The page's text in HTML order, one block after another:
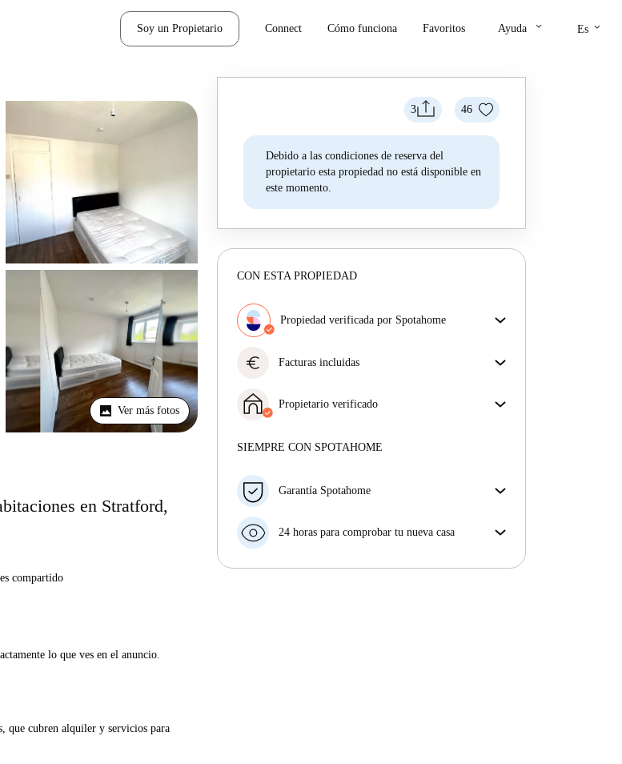
Soy un Propietario Connect Cómo funciona Favoritos Ayuda keyboard_arrow_down Es keyboard_arrow_down
Ver más fotos
en Stratford,
compartido
lo que ves en el anuncio.
que cubren alquiler y servicios para
3 46
Debido a las condiciones de reserva del
propietario esta propiedad no está disponible en
este momento.
CON ESTA PROPIEDAD
Propiedad verificada por Spotahome
obtienes exactamente lo que ves en el anuncio.
euro Facturas incluidas
facturas incluidas, que cubren alquiler y servicios
para una experiencia de alquiler sin complicaciones.
Propietario verificado
Más sobre este arrendador
SIEMPRE CON SPOTAHOME
Garantía Spotahome
horas previas a la fecha de entrada, Spotahome A) te
el hotel hasta que encuentres nueva casa o B) te hará
24 horas para comprobar tu nueva casa